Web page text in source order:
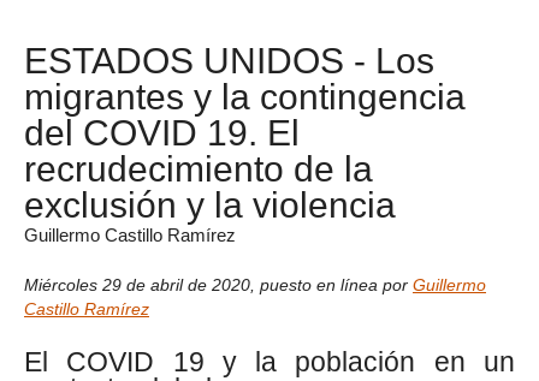
ESTADOS UNIDOS - Los
migrantes y la contingencia
del COVID 19. El
recrudecimiento de la
exclusión y la violencia
Guillermo Castillo Ramírez
Miércoles 29 de abril de 2020 puesto en línea por Guillermo
Castillo Ramírez
El COVID 19 y la población en un